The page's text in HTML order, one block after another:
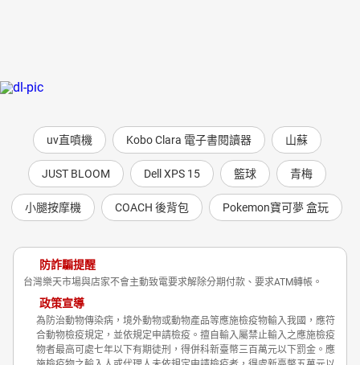
uv直噴機 Kobo Clara 電子書閱讀器 山蘇
JUST BLOOM Dell XPS 15 籃球 青梅
小腿按摩機 COACH 後背包 Pokemon寶可夢 盒玩
防詐騙提醒
台灣樂天市場與店家不會主動致電要求解除分期付款、要求ATM轉帳。
政策宣導
為防治動物傳染病，境外動物或動物產品等應施檢疫物輸入我國，應符
合動物檢疫規定，並依規定申請檢疫。擅自輸入屬禁止輸入之應施檢疫
物者最高可處七年以下有期徒刑，得併科新臺幣三百萬元以下罰金。應